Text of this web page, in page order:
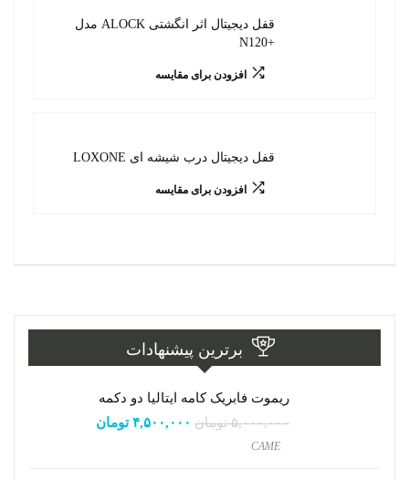
قفل دیجیتال اثر انگشتی ALOCK مدل
+N120
افزودن برای مقایسه
قفل دیجیتال درب شیشه ای LOXONE
افزودن برای مقایسه
برترین پیشنهادات
ریموت فابریک کامه ایتالیا دو دکمه
۵,۰۰۰,۰۰۰ تومان ۴,۵۰۰,۰۰۰ تومان
CAME